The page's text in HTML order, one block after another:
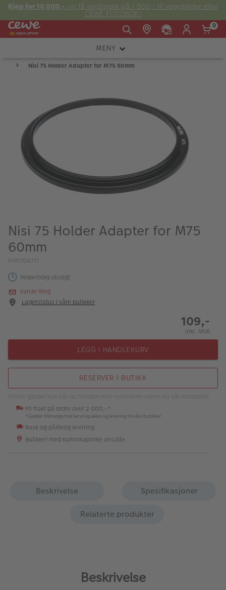
Kjøp for 10 000,- og få verdisjekk på 1 500,- til veggbilder eller
CEWE FOTOBOK!
Fre:
20:00
kundeservice@japanphoto.no
0
MENY
KAMERA
FOTOTILBEHØR
LYS OG STUDIO
INSTANTFOTO
ANALOG
ALBUM
Kampanjer
Merker
Lagersalg
Inspirasjon
Butikkoversikt
Nisi 75 Holder Adapter for M75 60mm
Nisi 75 Holder Adapter for M75
60mm
PIM1108711
Midlertidig utsolgt
Varsle meg
Lagerstatus i våre butikker
109,-
Inkl. MVA
LEGG I HANDLEKURV
RESERVER I BUTIKK
Prisen gjelder kun når du handler eller reserverer varen via vår nettbutikk.
Fri frakt på ordre over 2 000,-*
*Gjelder Klimanøytral Servicepakke og levering til våre butikker
Rask og pålitelig levering
Butikker med kunnskapsrike ansatte
Beskrivelse
Spesifikasjoner
Relaterte produkter
Beskrivelse